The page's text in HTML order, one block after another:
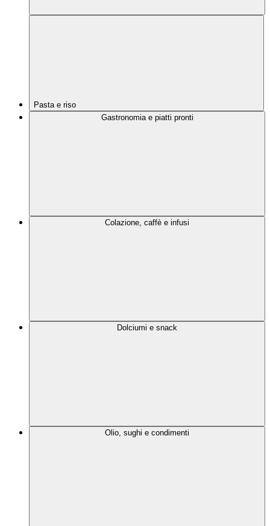
Pasta e riso
Gastronomia e piatti pronti
Colazione, caffè e infusi
Dolciumi e snack
Olio, sughi e condimenti